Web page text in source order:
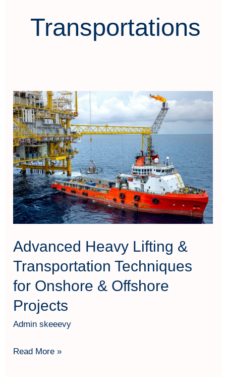
Transportations
Advanced Heavy Lifting &
Transportation Techniques
for Onshore & Offshore
Projects
Admin skeeevy
Advanced
Heavy
Lifting
&
Transportation
Techniques
for
Onshore
&
Offshore
Projects
Read More »